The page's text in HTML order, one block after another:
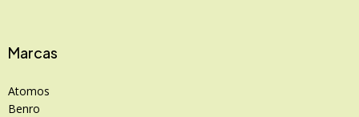
Marcas
Atomos
Benro